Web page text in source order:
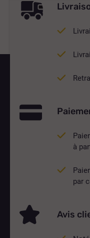
à
par
Avis